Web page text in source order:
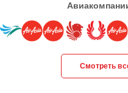
Смотреть